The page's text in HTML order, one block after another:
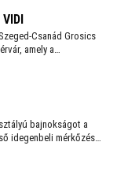
Csanád Grosics
amely a
szeretne ismét
bajnokságot a
idegenbeli mérkőzés
otthonában.